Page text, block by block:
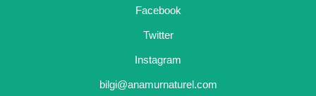
Facebook
Twitter
Instagram
bilgi@anamurnaturel.com